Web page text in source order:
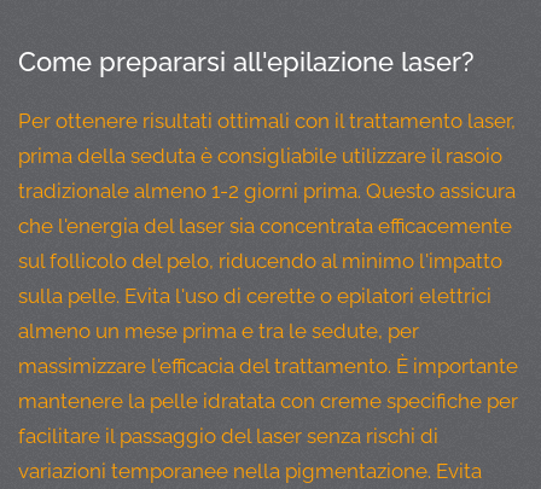
Come prepararsi all'epilazione laser?
Per ottenere risultati ottimali con il trattamento laser,
prima della seduta è consigliabile utilizzare il rasoio
tradizionale almeno 1-2 giorni prima. Questo assicura
che l'energia del laser sia concentrata efficacemente
sul follicolo del pelo, riducendo al minimo l'impatto
sulla pelle. Evita l'uso di cerette o epilatori elettrici
almeno un mese prima e tra le sedute, per
massimizzare l'efficacia del trattamento. È importante
mantenere la pelle idratata con creme specifiche per
facilitare il passaggio del laser senza rischi di
variazioni temporanee nella pigmentazione. Evita